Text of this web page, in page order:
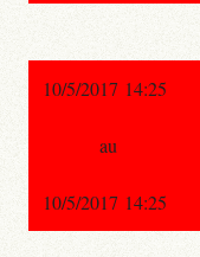
10/5/2017 14:25
au
10/5/2017 14:25